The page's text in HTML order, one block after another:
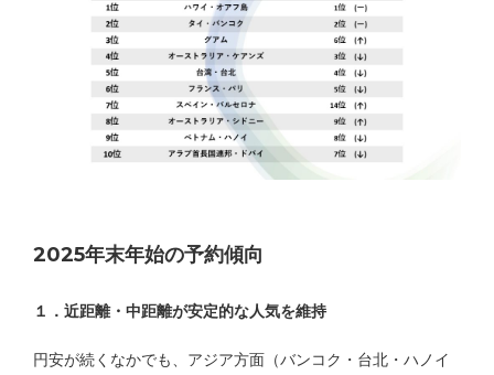
2025年末年始の予約傾向
１．近距離・中距離が安定的な人気を維持
円安が続くなかでも、アジア方面（バンコク・台北・ハノイ